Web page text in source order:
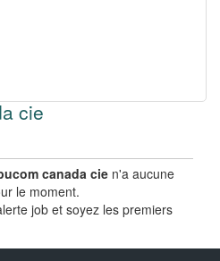
cie
canada cie n'a aucune
le moment.
job et soyez les premiers